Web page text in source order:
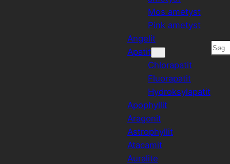
Mos ametyst
Pink ametyst
Angelit
Apatit
Chlorapatit
Fluorapatit
Hydroksylapatit
Apophyllit
Aragonit
Astrophyllit
Atacamit
Auralite
Søg